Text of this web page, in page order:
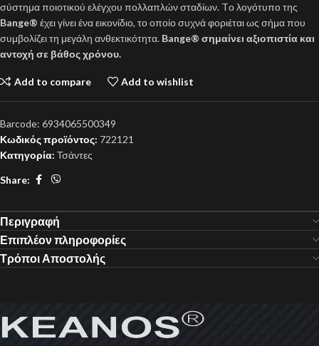
σύστημα ποιοτικού ελέγχου πολλαπλών σταδίων. Tο λογότυπο της
Bange® έχει γίνει ένα εικονίδιο, το οποίο συχνά φοριέται ως σήμα που
συμβολίζει τη μεγάλη ανθεκτικότητα. Bange® σημαίνει αξιοπιστία και
αντοχή σε βάθος χρόνου.
Add to compare Add to wishlist
Barcode: 6934065500349
Κωδικός προϊόντος: 722121
Κατηγορία: Τσάντες
Share:
Περιγραφή
Επιπλέον πληροφορίες
Τρόποι Αποστολής